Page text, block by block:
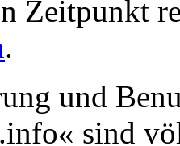
Zeitpunkt
.
und
sind